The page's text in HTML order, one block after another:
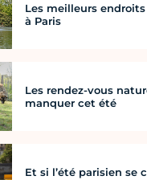
Les meilleurs
à Paris
Les rendez-vous
manquer cet été
Et si l’été parisien se